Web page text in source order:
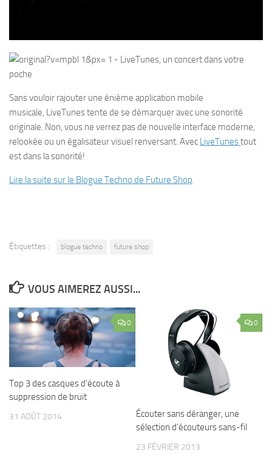
Sans vouloir rajouter une énième application mobile
musicale, LiveTunes tente de se démarquer avec une sonorité
originale. Non, vous ne verrez pas de nouvelle interface moderne,
relookée ou un égalisateur visuel renversant. Avec LiveTunestout
est dans la sonorité!
Lire la suite sur le Blogue Techno de Future Shop
Étiquettes : blogue techno future shop
VOUS AIMEREZ AUSSI...
0
Top 3 des casques d’écoute à
suppression de bruit
31 AOÛT 2014
0
Écouter sans déranger, une
sélection d’écouteurs sans-fil
23 FÉVRIER 2013